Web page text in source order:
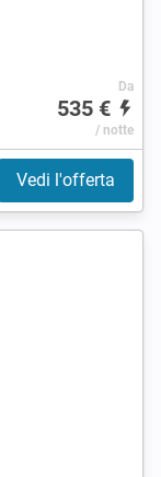
Da
535 €
/ notte
Vedi l'offerta